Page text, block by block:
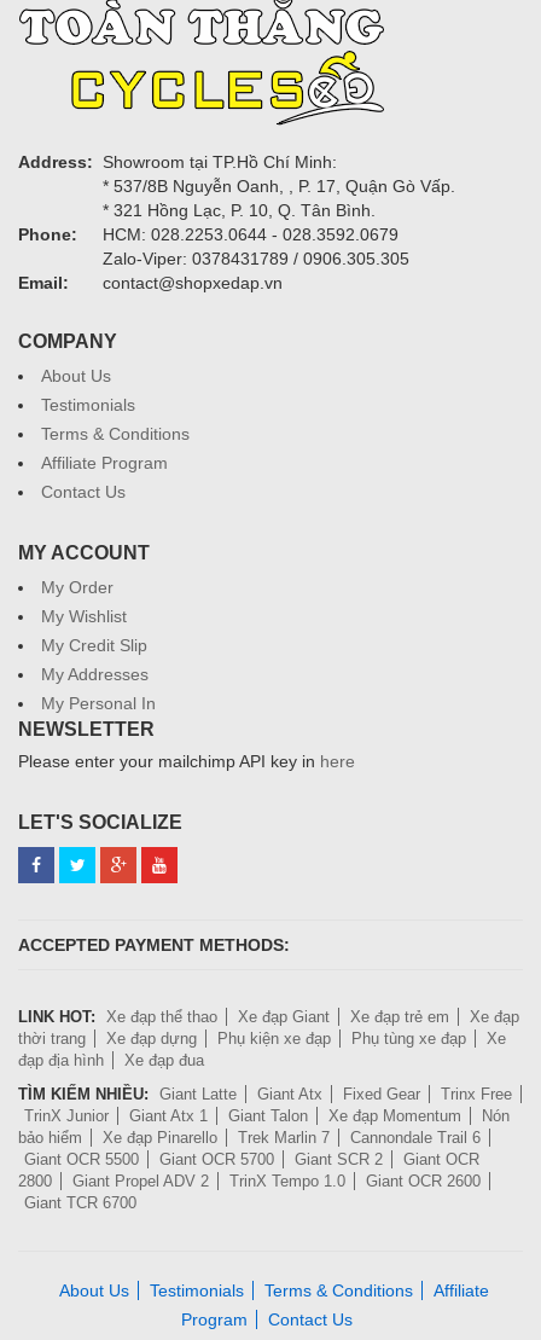
Address:
Showroom tại TP.Hồ Chí Minh:
* 537/8B Nguyễn Oanh, , P. 17, Quận Gò Vấp.
* 321 Hồng Lạc, P. 10, Q. Tân Bình.
Phone:
HCM: 028.2253.0644 - 028.3592.0679
Zalo-Viper: 0378431789 / 0906.305.305
Email:
contact@shopxedap.vn
COMPANY
About Us
Testimonials
Terms & Conditions
Affiliate Program
Contact Us
MY ACCOUNT
My Order
My Wishlist
My Credit Slip
My Addresses
My Personal In
NEWSLETTER
Please enter your mailchimp API key in here
LET'S SOCIALIZE
ACCEPTED PAYMENT METHODS:
LINK HOT: Xe đạp thể thao Xe đạp Giant Xe đạp trẻ em
Xe đạp
thời trang
Xe đạp dựng Phụ kiện xe đạp Phụ tùng xe đạp
Xe
đạp địa hình
Xe đạp đua
TÌM KIẾM NHIỀU:
Giant Latte Giant Atx Fixed Gear
Trinx Free
TrinX Junior
Giant Atx 1 Giant Talon Xe đạp Momentum
Nón
bảo hiểm
Xe đạp Pinarello Trek Marlin 7
Cannondale Trail 6
Giant OCR 5500
Giant OCR 5700 Giant SCR 2
Giant OCR
2800
Giant Propel ADV 2 TrinX Tempo 1.0
Giant OCR 2600
Giant TCR 6700
About Us Testimonials Terms & Conditions
Affiliate
Program
Contact Us